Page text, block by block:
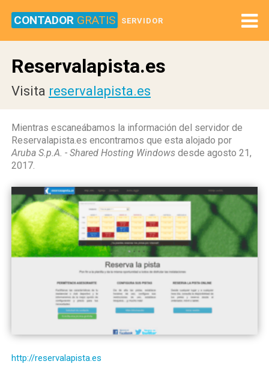
CONTADOR GRATIS SERVIDOR
Reservalapista.es
Visita reservalapista.es
Mientras escaneábamos la información del servidor de
Reservalapista.es encontramos que esta alojado por
Aruba S.p.A. - Shared Hosting Windows desde agosto 21,
2017.
http://reservalapista.es